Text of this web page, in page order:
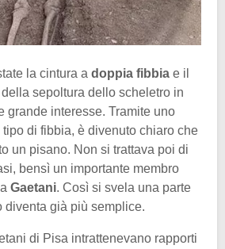
la cintura a doppia fibbia e il
sepoltura dello scheletro in
grande interesse. Tramite uno
di fibbia, è divenuto chiaro che
un pisano. Non si trattava poi di
bensì un importante membro
Gaetani. Così si svela una parte
diventa già più semplice.
di Pisa intrattenevano rapporti